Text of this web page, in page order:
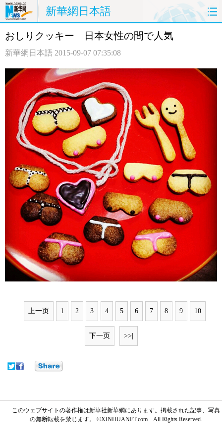
新華網日本語
ホームページ 政治
観光 評論
中日対訳
おしりクッキー 日本女性の間で人気
新華網日本語 2015-09-07 07:35:08
上一页 1 2 3 4 5 6 7 8 9 10
下一页 >>|
このウェブサイトの著作権は新華社新華網にあります。掲載された記事、写真
の無断転載を禁じます。 ©XINHUANET.com All Rights Reserved.